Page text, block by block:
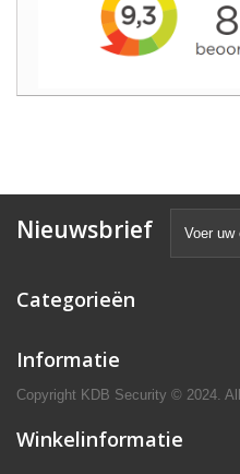
Nieuwsbrief
Categorieën
Informatie
Copyright KDB Security © 2024.
Winkelinformatie